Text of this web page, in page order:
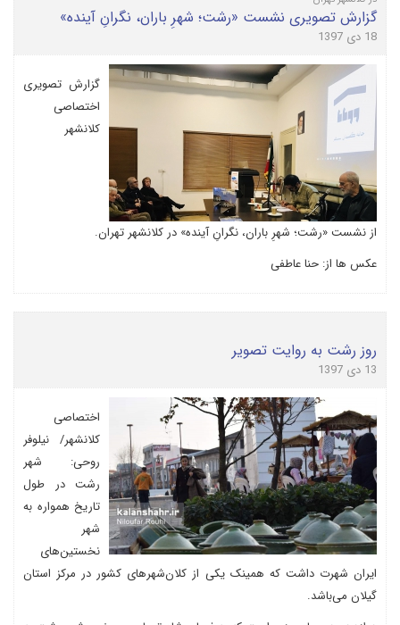
گزارش تصویری نشست «رشت؛ شهرِ باران، نگرانِ آینده»
18 دی 1397
گزارش تصویری
اختصاصی
کلانشهر
از نشست «رشت؛ شهرِ باران، نگرانِ آینده» در کلانشهر تهران.
عکس ها از: حنا عاطفی
روز رشت به روایت تصویر
13 دی 1397
اختصاصی
کلانشهر/ نیلوفر
روحی: شهر
رشت در طول
تاریخ همواره به
شهر
نخستین‌های
ایران شهرت داشت که همینک یکی از کلان‌شهرهای کشور در مرکز استان
گیلان می‌باشد.